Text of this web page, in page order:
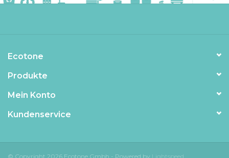
Ecotone
Produkte
Mein Konto
Kundenservice
© Copyright 2026 Ecotone Gmbh - Powered by Lightspeed